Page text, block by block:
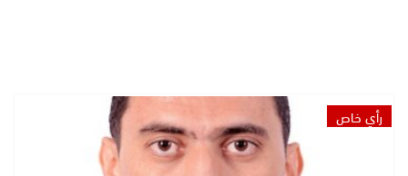
رأي خاص